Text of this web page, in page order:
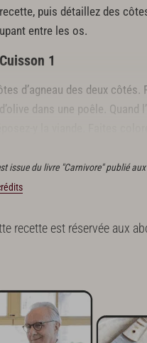
puis détaillez des
entre les os.
1
d’agneau des deux côtés.
dans une poêle. Quand
issue du livre "Carnivore" publié
recette est réservée aux